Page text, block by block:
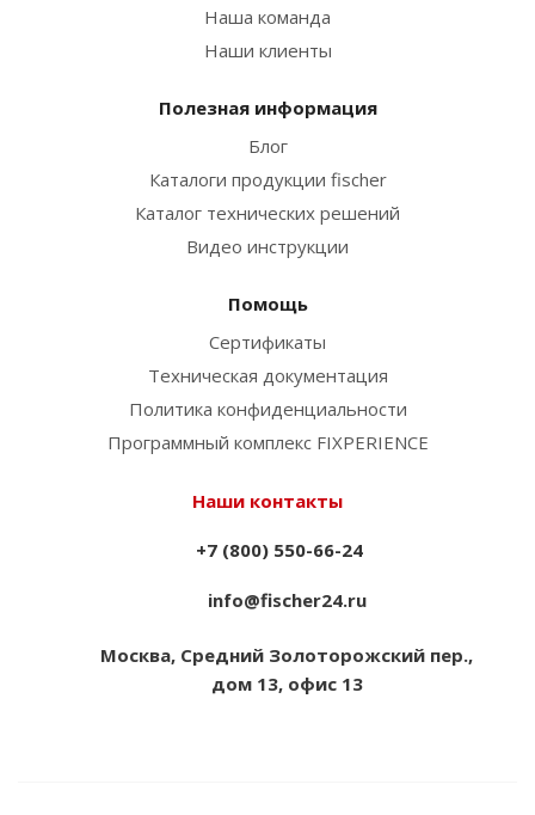
Наша команда
Наши клиенты
Полезная информация
Блог
Каталоги продукции fischer
Каталог технических решений
Видео инструкции
Помощь
Сертификаты
Техническая документация
Политика конфиденциальности
Программный комплекс FIXPERIENCE
Наши контакты
+7 (800) 550-66-24
info@fischer24.ru
Москва, Средний Золоторожский пер.,
дом 13, офис 13